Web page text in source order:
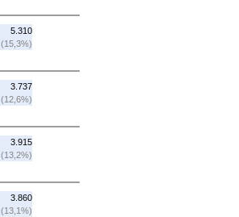
5.310
(15,3%)
3.737
(12,6%)
3.915
(13,2%)
3.860
(13,1%)